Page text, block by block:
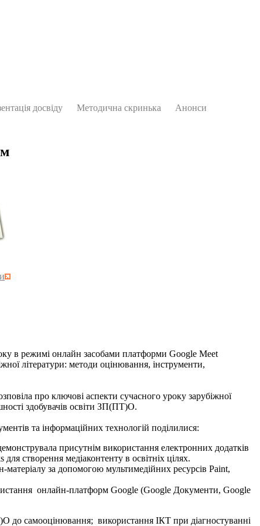
досвіду Методична скринька
Анонси
в режимі онлайн засобами платформи Google Meet
літератури: методи оцінювання, інструменти,
про ключові аспекти сучасного уроку зарубіжної
здобувачів освіти ЗП(ПТ)О.
та інформаційних технологій поділилися:
присутнім використання електронних додатків
створення медіаконтенту в освітніх цілях.
за допомогою мультимедійних ресурсів Paint,
онлайн-платформ Google (Google Документи, Google
самооцінювання; використання ІКТ при діагностуванні